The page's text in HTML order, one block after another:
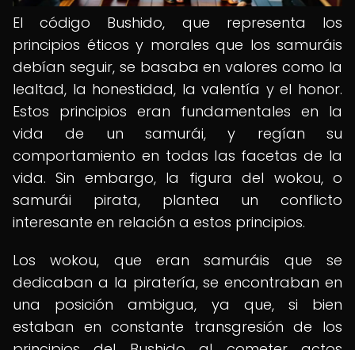
El código Bushido, que representa los
principios éticos y morales que los samuráis
debían seguir, se basaba en valores como la
lealtad, la honestidad, la valentía y el honor.
Estos principios eran fundamentales en la
vida de un samurái, y regían su
comportamiento en todas las facetas de la
vida. Sin embargo, la figura del wokou, o
samurái pirata, plantea un conflicto
interesante en relación a estos principios.
Los wokou, que eran samuráis que se
dedicaban a la piratería, se encontraban en
una posición ambigua, ya que, si bien
estaban en constante transgresión de los